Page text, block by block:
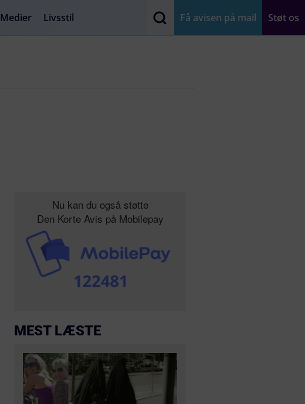
Få avisen på mail Støt os
Medier Livsstil
Nu kan du også støtte
Den Korte Avis på Mobilepay
MEST LÆSTE